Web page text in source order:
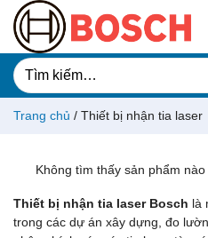
Chuyển
đến
dungTìm
kiếm:
Trang chủ / Thiết bị nhận tia laser
Không tìm thấy sản phẩm
Thiết bị nhận tia laser Bosch là
trong các dự án xây dựng, đo